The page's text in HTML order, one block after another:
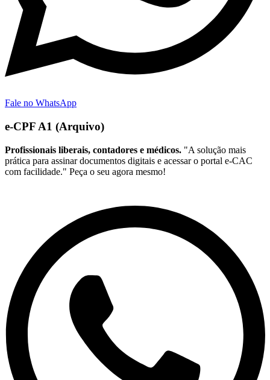
Fale no WhatsApp
e-CPF A1 (Arquivo)
Profissionais liberais, contadores e médicos. "A solução mais
prática para assinar documentos digitais e acessar o portal e-CAC
com facilidade." Peça o seu agora mesmo!